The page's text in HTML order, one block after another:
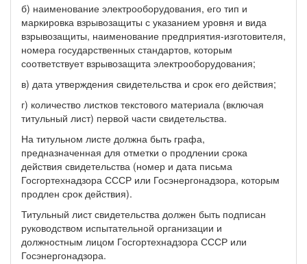
б) наименование электрооборудования, его тип и
маркировка взрывозащиты с указанием уровня и вида
взрывозащиты, наименование предприятия-изготовителя,
номера государственных стандартов, которым
соответствует взрывозащита электрооборудования;
в) дата утверждения свидетельства и срок его действия;
г) количество листков текстового материала (включая
титульный лист) первой части свидетельства.
На титульном листе должна быть графа,
предназначенная для отметки о продлении срока
действия свидетельства (номер и дата письма
Госгортехнадзора СССР или Госэнергонадзора, которым
продлен срок действия).
Титульный лист свидетельства должен быть подписан
руководством испытательной организации и
должностным лицом Госгортехнадзора СССР или
Госэнергонадзора.